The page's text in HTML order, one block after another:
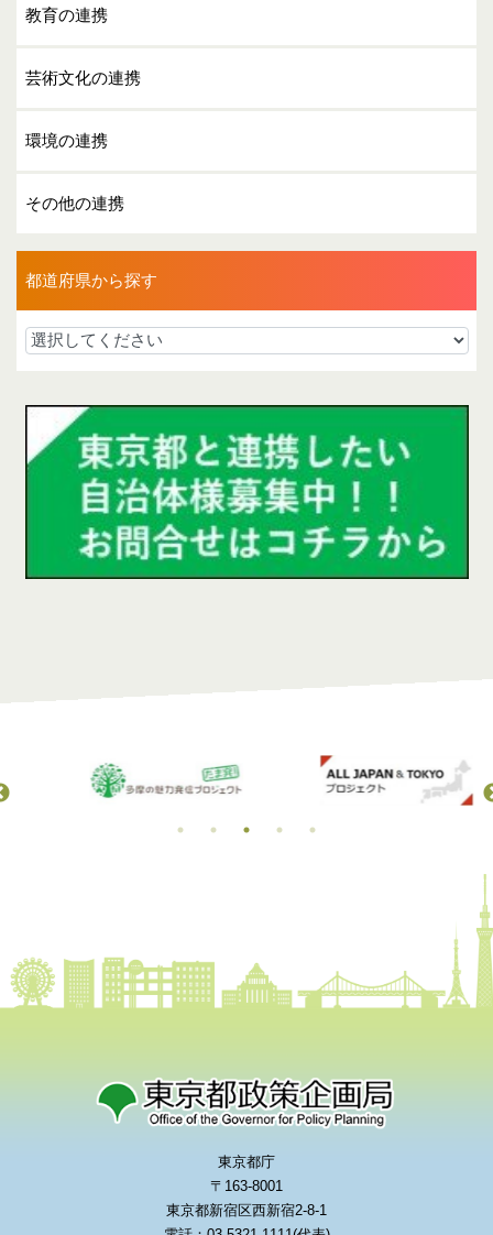
教育の連携
芸術文化の連携
環境の連携
その他の連携
都道府県から探す
東京都庁
〒163-8001
東京都新宿区西新宿2-8-1